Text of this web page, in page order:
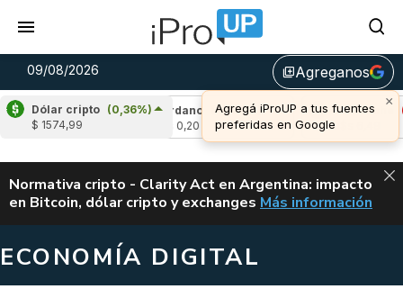
09/08/2026 library_addAgreganos
×
Agregá iProUP a tus fuentes
preferidas en Google
Dólar cripto (0,36%)
$ 1574,99
Cardano
(-0,29%)
u$s 0,20
Avalanche
(-
u$s 6,49
ALERTA
Normativa cripto - Clarity Act en Argentina: impacto
en Bitcoin, dólar cripto y exchanges CLARITY ACT EN
Más información
ECONOMÍA DIGITAL